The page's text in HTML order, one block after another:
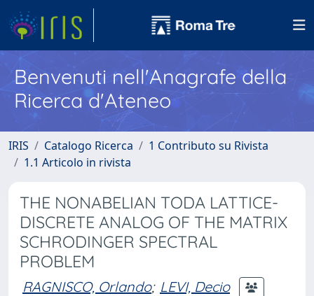
Benvenuti nell'Anagrafe della
Ricerca d'Ateneo
IRIS Catalogo Ricerca
1 Contributo su Rivista
1.1 Articolo in rivista
THE NONABELIAN TODA LATTICE-
DISCRETE ANALOG OF THE MATRIX
SCHRODINGER SPECTRAL
PROBLEM
RAGNISCO, Orlando; LEVI, Decio